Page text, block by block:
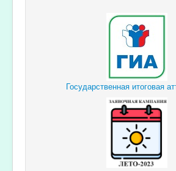
Государственная итоговая